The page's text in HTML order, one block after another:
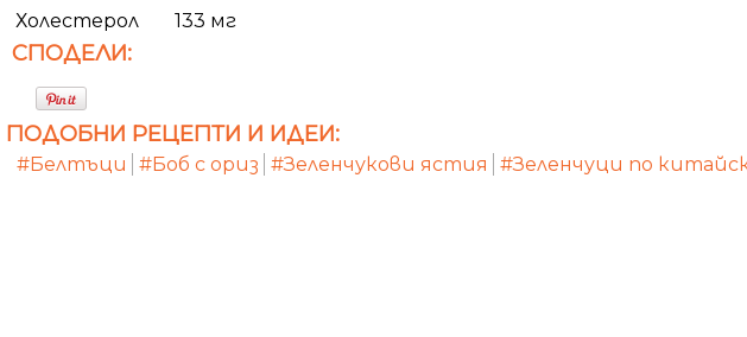
Холестерол
133 мг
СПОДЕЛИ:
ПОДОБНИ РЕЦЕПТИ И ИДЕИ:
#Белтъци #Боб с ориз #Зеленчукови ястия #Зеленчуци по